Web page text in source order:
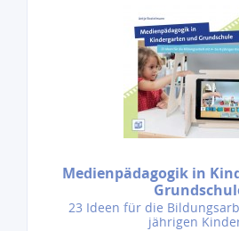
Medienpädagogik in
23 Ideen für die
jährigen